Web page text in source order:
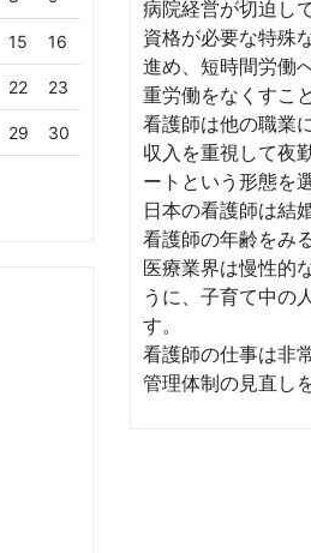
15 16
22 23
29 30
病院経営が切迫し
資格が必要な特殊
進め、短時間労働
重労働をなくすこ
看護師は他の職業
収入を重視して夜
ートという形態を
日本の看護師は結
看護師の年齢をみ
医療業界は慢性的
うに、子育て中の
す。
看護師の仕事は非
管理体制の見直し